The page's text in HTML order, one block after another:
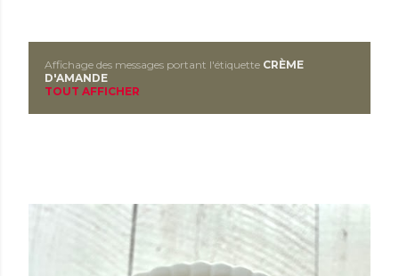
M
e
Affichage des messages portant l'étiquette CRÈME
D'AMANDE
TOUT AFFICHER